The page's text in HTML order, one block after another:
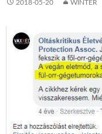
2018-05-20 WINTER